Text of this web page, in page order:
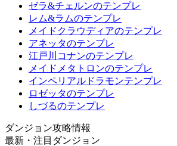
ゼラ&チェルンのテンプレ
レム&ラムのテンプレ
メイドクラウディアのテンプレ
アネッタのテンプレ
江戸川コナンのテンプレ
メイドメタトロンのテンプレ
インペリアルドラモンテンプレ
ロゼッタのテンプレ
しづるのテンプレ
ダンジョン攻略情報
最新・注目ダンジョン